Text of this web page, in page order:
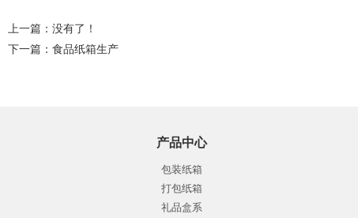
上一篇：没有了！
下一篇： 食品纸箱生产
产品中心
包装纸箱
打包纸箱
礼品盒系